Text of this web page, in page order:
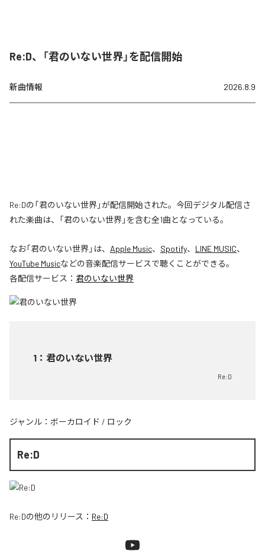
Re:D、「君のいない世界」を配信開始
新曲情報 2026.8.9
Re:Dの「君のいない世界」が配信開始された。今回デジタル配信さ
れた楽曲は、「君のいない世界」を含む全1曲となっている。
なお「君のいない世界」は、 Apple Music、 Spotify、 LINE MUSIC、
YouTube Musicなどの音楽配信サービスで聴くことができる。
各配信サービス： 君のいない世界
1 ： 君のいない世界
Re:D
ジャンル： ボーカロイド / ロック
Re:D
Re:Dの他のリリース： Re:D